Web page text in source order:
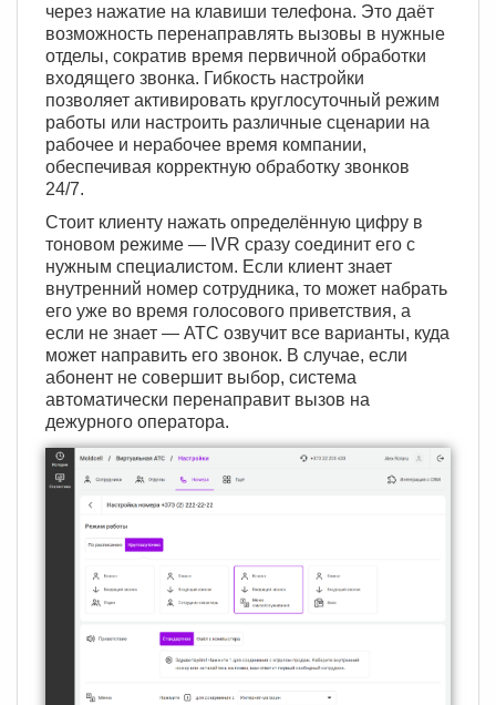
через нажатие на клавиши телефона. Это даёт
возможность перенаправлять вызовы в нужные
отделы, сократив время первичной обработки
входящего звонка. Гибкость настройки
позволяет активировать круглосуточный режим
работы или настроить различные сценарии на
рабочее и нерабочее время компании,
обеспечивая корректную обработку звонков
24/7.
Стоит клиенту нажать определённую цифру в
тоновом режиме — IVR сразу соединит его с
нужным специалистом. Если клиент знает
внутренний номер сотрудника, то может набрать
его уже во время голосового приветствия, а
если не знает — АТС озвучит все варианты, куда
может направить его звонок. В случае, если
абонент не совершит выбор, система
автоматически перенаправит вызов на
дежурного оператора.